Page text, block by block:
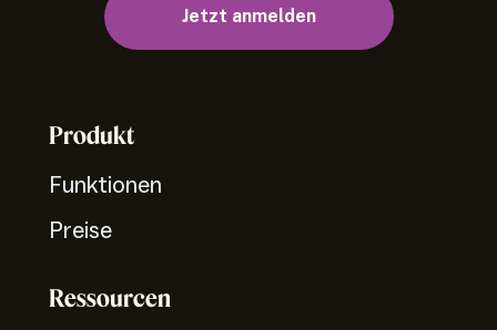
Jetzt anmelden
Produkt
Funktionen
Preise
Ressourcen